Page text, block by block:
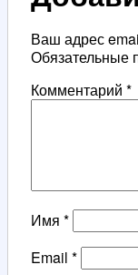
Ваш адрес
Обязательные
Комментарий *
Имя *
Email *